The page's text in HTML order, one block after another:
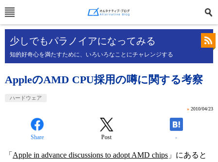
少しでもパラノイアになってみる
知的好奇心を満たすために、いろいろなことにチャレンジする
AppleのAMD CPU採用の噂に関する考察
ハードウェア
» 2010/04/23
Share Post -
「 Apple in advance discussions to adopt AMD chips 」にあると